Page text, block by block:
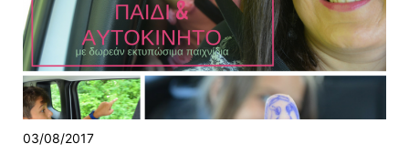
03/08/2017